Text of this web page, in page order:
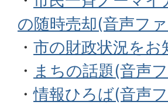
の随時売却(音声フ
・ 市の財政状況を
・ まちの話題(音声
・情報ひろば(音声